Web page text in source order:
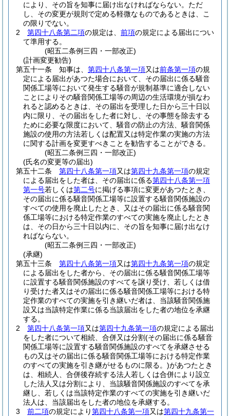
により、その旨を知事に届け出なければならない。 ただ
し、その変更が規則で定める軽微なものであるときは、こ
の限りでない。
2
第四十八条第二項の規定は、 前項の規定による届出につい
て準用する。
(昭五二条例三四・一部改正)
(計画変更勧告)
第五十一条
知事は、 第四十八条第一項又は前条第一項の規
定による届出があつた場合において、その届出に係る騒音
関係工場等において発生する騒音が規制基準に適合しない
ことによりその騒音関係工場等の周辺の生活環境が損なわ
れると認めるときは、その届出を受理した日から三十日以
内に限り、その届出をした者に対し、その事態を除去する
ために必要な限度において、騒音の防止の方法、騒音関係
施設の使用の方法若しくは配置又は特定作業の実施の方法
に関する計画を変更すべきことを勧告することができる。
(昭五二条例三四・一部改正)
(氏名の変更等の届出)
第五十二条
第四十八条第一項又は第四十九条第一項の規定
による届出をした者は、その届出に係る第四十八条第一項
第一号若しくは第二号に掲げる事項に変更があつたとき、
その届出に係る騒音関係工場等に設置する騒音関係施設の
すべての使用を廃止したとき、又はその届出に係る騒音関
係工場等における特定作業のすべての実施を廃止したとき
は、その日から三十日以内に、その旨を知事に届け出なけ
ればならない。
(昭五二条例三四・一部改正)
(承継)
第五十三条
第四十八条第一項又は第四十九条第一項の規定
による届出をした者から、その届出に係る騒音関係工場等
に設置する騒音関係施設のすべてを譲り受け、若しくは借
り受けた者又はその届出に係る騒音関係工場等における特
定作業のすべての実施を引き継いだ者は、当該騒音関係施
設又は当該特定作業に係る当該届出をした者の地位を承継
する。
2
第四十八条第一項又は第四十九条第一項の規定による届出
をした者について相続、合併又は分割(その届出に係る騒音
関係工場等に設置する騒音関係施設のすべてを承継させる
もの又はその届出に係る騒音関係工場等における特定作業
のすべての実施を引き継がせるものに限る。)があつたとき
は、相続人、合併後存続する法人若しくは合併により設立
した法人又は分割により、当該騒音関係施設のすべてを承
継し、若しくは当該特定作業のすべての実施を引き継いだ
法人は、当該届出をした者の地位を承継する。
3
前二項の規定により第四十八条第一項又は第四十九条第一